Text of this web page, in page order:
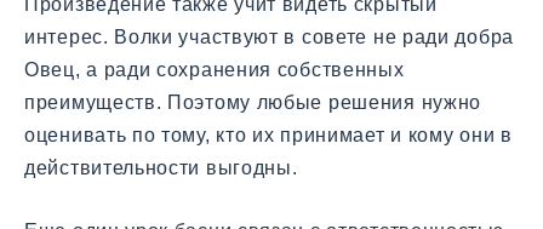
Произведение также учит видеть скрытый
интерес. Волки участвуют в совете не ради добра
Овец, а ради сохранения собственных
преимуществ. Поэтому любые решения нужно
оценивать по тому, кто их принимает и кому они в
действительности выгодны.